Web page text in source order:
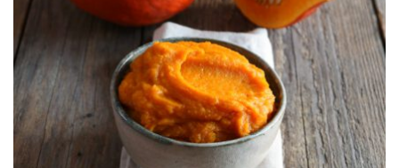
MÜRBETEIG-
GEBÄCK!